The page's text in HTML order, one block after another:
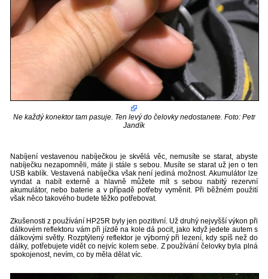
Ne každý konektor tam pasuje. Ten levý do čelovky nedostanete. Foto: Petr
Jandík
Nabíjení vestavenou nabíječkou je skvělá věc, nemusíte se starat, abyste
nabíječku nezapomněli, máte ji stále s sebou. Musíte se starat už jen o ten
USB kablík. Vestavená nabíječka však není jediná možnost. Akumulátor lze
vyndat a nabít externě a hlavně můžete mít s sebou nabitý rezervní
akumulátor, nebo baterie a v případě potřeby vyměnit. Při běžném použití
však něco takového budete těžko potřebovat.
Zkušenosti z používání HP25R byly jen pozitivní. Už druhý nejvyšší výkon při
dálkovém reflektoru vám při jízdě na kole dá pocit, jako když jedete autem s
dálkovými světly. Rozptýlený reflektor je výborný při lezení, kdy spíš než do
dálky, potřebujete vidět co nejvíc kolem sebe. Z používání čelovky byla plná
spokojenost, nevím, co by měla dělat víc.